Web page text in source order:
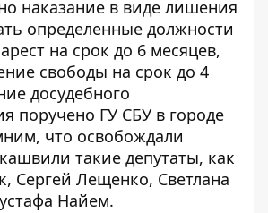
наказание в виде лишения
определенные должности
на срок до 6 месяцев,
свободы на срок до 4
досудебного
поручено ГУ СБУ в городе
что освобождали
такие депутаты, как
Сергей Лещенко, Светлана
Найем.